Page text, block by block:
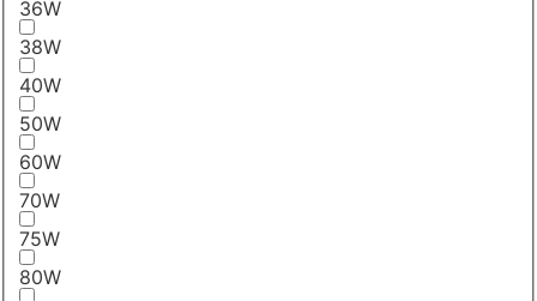
36W
38W
40W
50W
60W
70W
75W
80W